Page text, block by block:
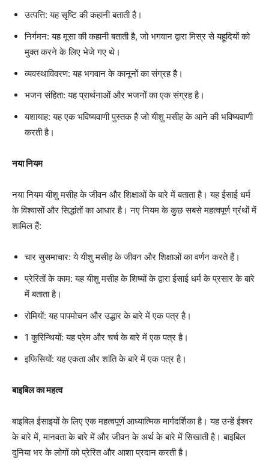
उत्पत्ति: यह सृष्टि की कहानी बताती है।
निर्गमन: यह मूसा की कहानी बताती है, जो भगवान द्वारा मिस्र से यहूदियों को
मुक्त करने के लिए भेजे गए थे।
व्यवस्थाविवरण: यह भगवान के कानूनों का संग्रह है।
भजन संहिता: यह प्रार्थनाओं और भजनों का एक संग्रह है।
यशायाह: यह एक भविष्यवाणी पुस्तक है जो यीशु मसीह के आने की भविष्यवाणी
करती है।
नया नियम
नया नियम यीशु मसीह के जीवन और शिक्षाओं के बारे में बताता है। यह ईसाई धर्म
के विश्वासों और सिद्धांतों का आधार है। नए नियम के कुछ सबसे महत्वपूर्ण ग्रंथों में
शामिल हैं:
चार सुसमाचार: ये यीशु मसीह के जीवन और शिक्षाओं का वर्णन करते हैं।
प्रेरितों के काम: यह यीशु मसीह के शिष्यों के द्वारा ईसाई धर्म के प्रसार के बारे
में बताता है।
रोमियों: यह पापमोचन और उद्धार के बारे में एक पत्र है।
1 कुरिन्थियों: यह प्रेम और चर्च के बारे में एक पत्र है।
इफिसियों: यह एकता और शांति के बारे में एक पत्र है।
बाइबिल का महत्व
बाइबिल ईसाइयों के लिए एक महत्वपूर्ण आध्यात्मिक मार्गदर्शिका है। यह उन्हें ईश्वर
के बारे में, मानवता के बारे में और जीवन के अर्थ के बारे में सिखाती है। बाइबिल
दुनिया भर के लोगों को प्रेरित और आशा प्रदान करती है।